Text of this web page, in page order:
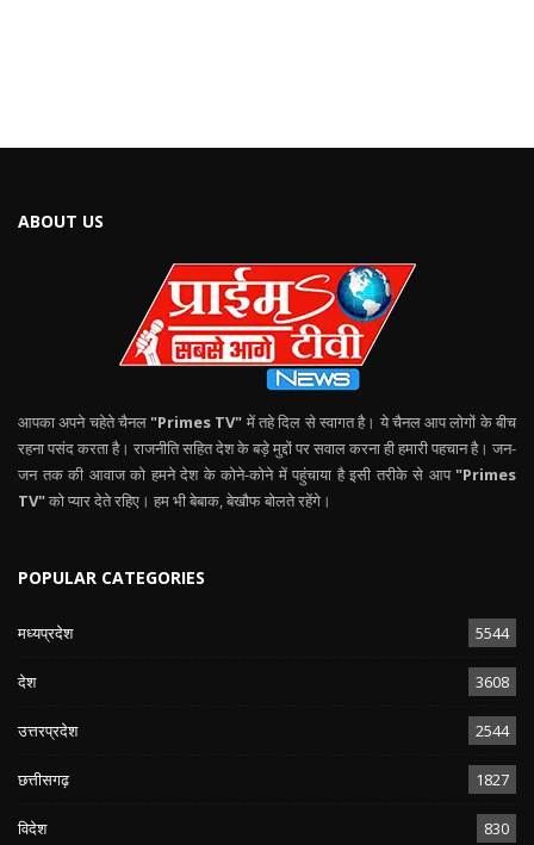
ABOUT US
आपका अपने चहेते चैनल "Primes TV" में तहे दिल से स्वागत है। ये चैनल आप लोगों के बीच
रहना पसंद करता है। राजनीति सहित देश के बड़े मुद्दों पर सवाल करना ही हमारी पहचान है। जन-
जन तक की आवाज को हमने देश के कोने-कोने में पहुंचाया है इसी तरीके से आप "Primes
TV"को प्यार देते रहिए। हम भी बेबाक, बेखौफ बोलते रहेंगे।
POPULAR CATEGORIES
मध्यप्रदेश 5544
देश 3608
उत्तरप्रदेश 2544
छत्तीसगढ़ 1827
विदेश 830